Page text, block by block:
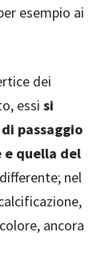
esempio ai
dei
essi si
passaggio
quella del
nel
ancora